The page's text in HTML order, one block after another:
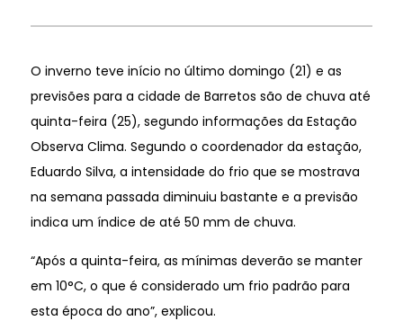
O inverno teve início no último domingo (21) e as
previsões para a cidade de Barretos são de chuva até
quinta-feira (25), segundo informações da Estação
Observa Clima. Segundo o coordenador da estação,
Eduardo Silva, a intensidade do frio que se mostrava
na semana passada diminuiu bastante e a previsão
indica um índice de até 50 mm de chuva.
“Após a quinta-feira, as mínimas deverão se manter
em 10°C, o que é considerado um frio padrão para
esta época do ano”, explicou.